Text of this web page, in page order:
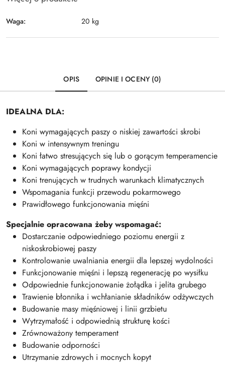
Waga: 20 kg
OPIS OPINIE I OCENY (0)
IDEALNA DLA:
Koni wymagających paszy o niskiej zawartości skrobi
Koni w intensywnym treningu
Koni łatwo stresujących się lub o gorącym temperamencie
Koni wymagających poprawy kondycji
Koni trenujących w trudnych warunkach klimatycznych
Wspomagania funkcji przewodu pokarmowego
Prawidłowego funkcjonowania mięśni
Specjalnie opracowana żeby wspomagać:
Dostarczanie odpowiedniego poziomu energii z
niskoskrobiowej paszy
Kontrolowanie uwalniania energii dla lepszej wydolności
Funkcjonowanie mięśni i lepszą regenerację po wysiłku
Odpowiednie funkcjonowanie żołądka i jelita grubego
Trawienie błonnika i wchłanianie składników odżywczych
Budowanie masy mięśniowej i linii grzbietu
Wytrzymałość i odpowiednią strukturę kości
Zrównoważony temperament
Budowanie odporności
Utrzymanie zdrowych i mocnych kopyt